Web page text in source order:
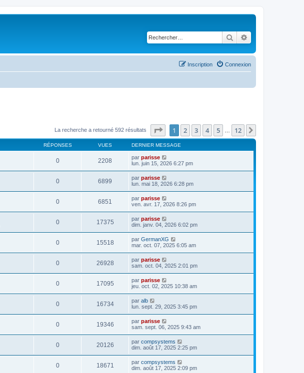
Rechercher
Connexion
Inscription
La recherche a retourné 592 résultats Page sur12
1 2 3 4 5 12
RÉPONSES VUES DERNIER MESSAGE
0 2208 par parisse
lun. juin 15, 2026 6:27 pm
0 6899 par parisse
lun. mai 18, 2026 6:28 pm
0 6851 par parisse
ven. avr. 17, 2026 8:26 pm
0 17375 par parisse
dim. janv. 04, 2026 6:02 pm
0 15518 par GermanXG
mar. oct. 07, 2025 6:05 am
0 26928 par parisse
sam. oct. 04, 2025 2:01 pm
0 17095 par parisse
jeu. oct. 02, 2025 10:38 am
0 16734 par alb
lun. sept. 29, 2025 3:45 pm
0 19346 par parisse
sam. sept. 06, 2025 9:43 am
0 20126 par compsystems
dim. août 17, 2025 2:25 pm
0 18671 par compsystems
dim. août 17, 2025 2:09 pm